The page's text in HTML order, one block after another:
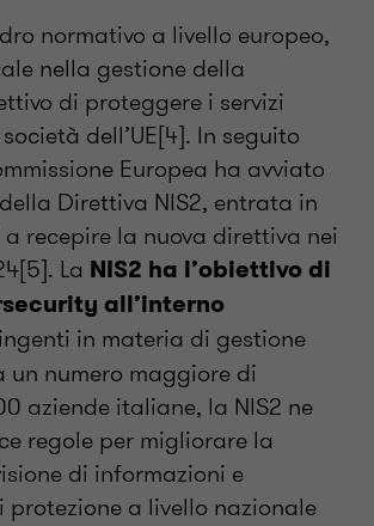
normativo a livello europeo,
nella gestione della
di proteggere i servizi
dell’UE[4]. In seguito
Europea ha avviato
Direttiva NIS2, entrata in
recepire la nuova direttiva nei
La NIS2 ha l’obiettivo di
all’interno
in materia di gestione
numero maggiore di
aziende italiane, la NIS2 ne
regole per migliorare la
di informazioni e
a livello nazionale